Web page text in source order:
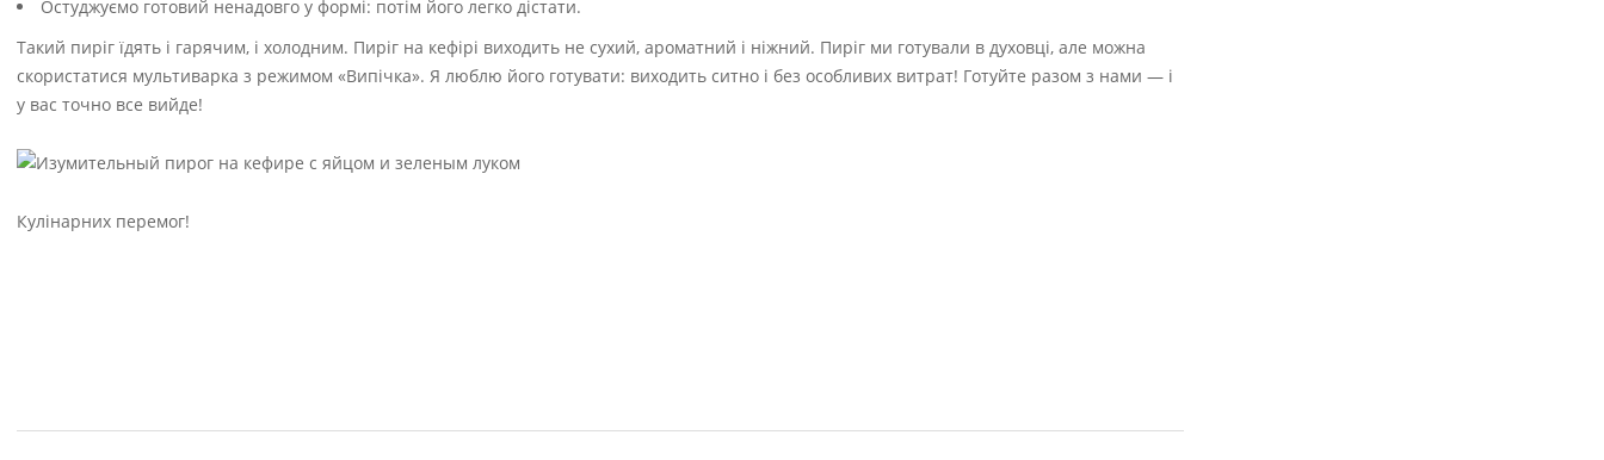
Остуджуємо готовий ненадовго у формі: потім його легко дістати.
Такий пиріг їдять і гарячим, і холодним. Пиріг на кефірі виходить не сухий, ароматний і ніжний. Пиріг ми готували в духовці, але можна
скористатися мультиварка з режимом «Випічка». Я люблю його готувати: виходить ситно і без особливих витрат! Готуйте разом з нами — і
у вас точно все вийде!
Кулінарних перемог!